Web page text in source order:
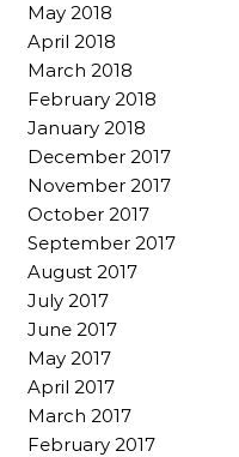
May 2018
April 2018
March 2018
February 2018
January 2018
December 2017
November 2017
October 2017
September 2017
August 2017
July 2017
June 2017
May 2017
April 2017
March 2017
February 2017